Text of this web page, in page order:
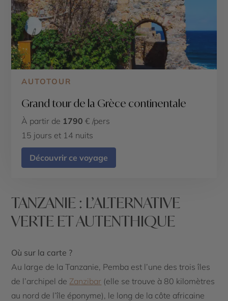
AUTOTOUR
Grand tour de la Grèce continentale
À partir de 1790 € /pers
15 jours et 14 nuits
Découvrir ce voyage
TANZANIE : L’ALTERNATIVE
VERTE ET AUTENTHIQUE
Où sur la carte ?
Au large de la Tanzanie, Pemba est l’une des trois îles
de l’archipel de Zanzibar (elle se trouve à 80 kilomètres
au nord de l’île éponyme), le long de la côte africaine